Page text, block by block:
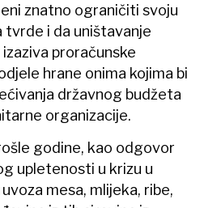
znatno ograničiti svoju
tvrde i da uništavanje
proračunske
hrane onima kojima bi
državnog budžeta
organizacije.
godine, kao odgovor
upletenosti u krizu u
mesa, mlijeka, ribe,